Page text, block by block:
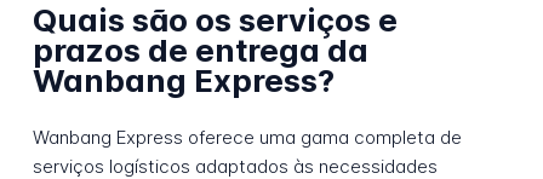
Quais são os serviços e
prazos de entrega da
Wanbang Express?
Wanbang Express oferece uma gama completa de
serviços logísticos adaptados às necessidades